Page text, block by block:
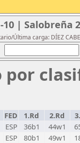
| Salobreña
Última carga: DÍEZ
por
FED 1.Rd 2.Rd
ESP 36b1 44w1
ESP 80b1 49w1